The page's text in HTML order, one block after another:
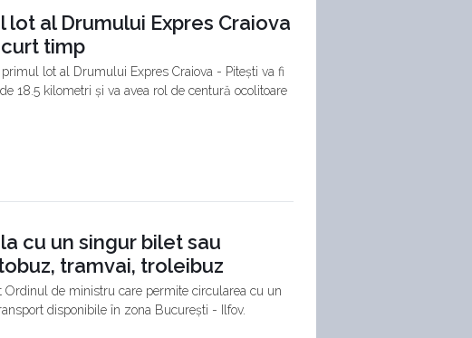
al Drumului Expres Craiova
timp
lot al Drumului Expres Craiova - Pitești va fi
18.5 kilometri și va avea rol de centură ocolitoare
cu un singur bilet sau
tramvai, troleibuz
Ordinul de ministru care permite circularea cu un
disponibile în zona București - Ilfov.